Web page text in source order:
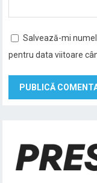
Salvează-mi
pentru data viitoare